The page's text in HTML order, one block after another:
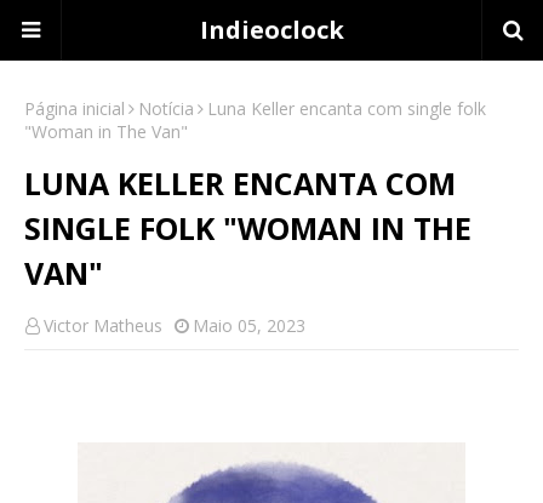
Indieoclock
Página inicial Notícia
Luna Keller encanta com single folk
"Woman in The Van"
LUNA KELLER ENCANTA COM
SINGLE FOLK "WOMAN IN THE
VAN"
Victor Matheus Maio 05, 2023